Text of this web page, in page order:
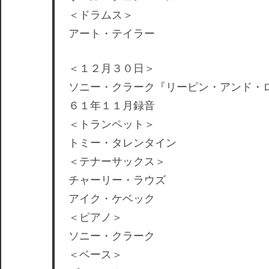
＜ドラムス＞
アート・テイラー
＜１２月３０日＞
ソニー・クラーク『リーピン・アンド・
６１年１１月録音
＜トランペット＞
トミー・タレンタイン
＜テナーサックス＞
チャーリー・ラウズ
アイク・ケベック
＜ピアノ＞
ソニー・クラーク
＜ベース＞